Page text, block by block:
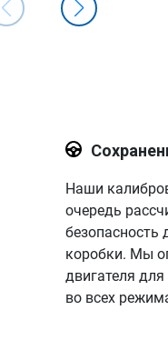
Наши
очередь
безопасность
коробки. Мы
двигателя
во всех